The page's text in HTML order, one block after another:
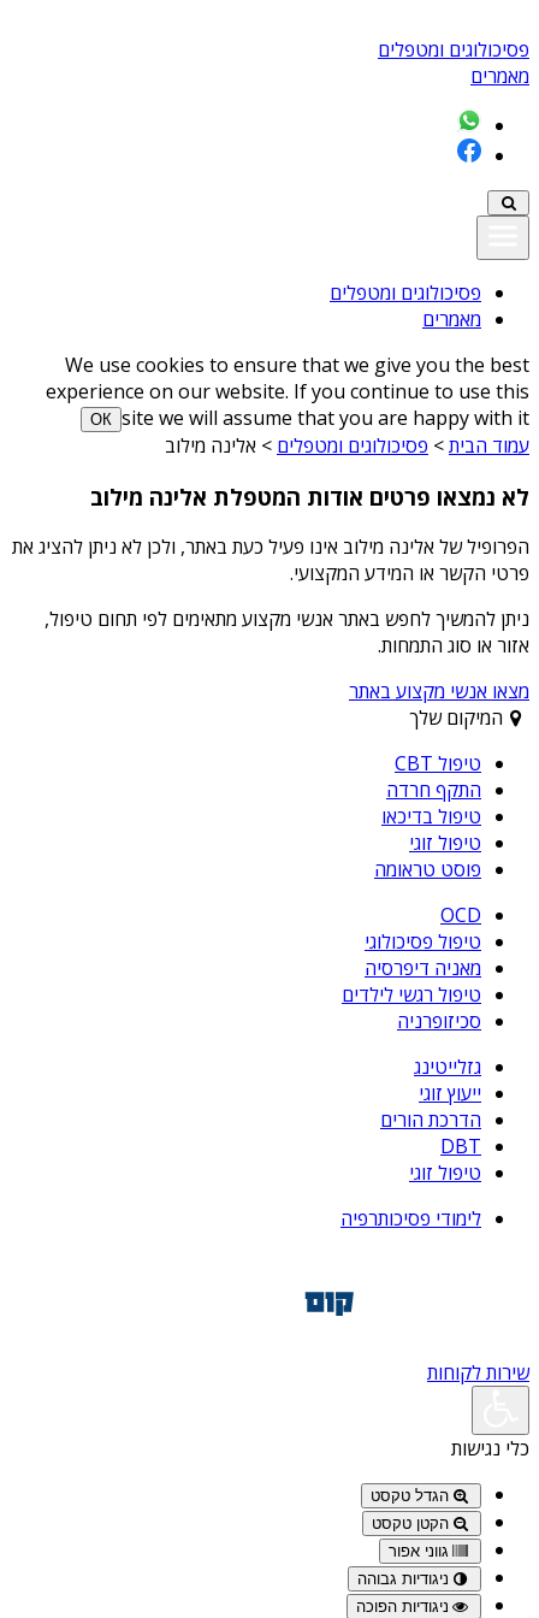
פסיכולוגים ומטפלים
מאמרים
פסיכולוגים ומטפלים
מאמרים
We use cookies to ensure that we give you the best
experience on our website. If you continue to use this
site we will assume that you are happy with it
ОК
עמוד הבית> פסיכולוגים ומטפלים > אלינה מילוב
לא נמצאו פרטים אודות המטפלת אלינה מילוב
הפרופיל של אלינה מילוב אינו פעיל כעת באתר, ולכן לא ניתן להציג את
פרטי הקשר או המידע המקצועי.
ניתן להמשיך לחפש באתר אנשי מקצוע מתאימים לפי תחום טיפול,
אזור או סוג התמחות.
מצאו אנשי מקצוע באתר
המיקום שלך
טיפול CBT
התקף חרדה
טיפול בדיכאו
טיפול זוגי
פוסט טראומה
OCD
טיפול פסיכולוגי
מאניה דיפרסיה
טיפול רגשי לילדים
סכיזופרניה
גזלייטינג
ייעוץ זוגי
הדרכת הורים
DBT
טיפול זוגי
לימודי פסיכותרפיה
שירות לקוחות
כלי נגישות
הגדל טקסט
הקטן טקסט
גווני אפור
ניגודיות גבוהה
ניגודיות הפוכה